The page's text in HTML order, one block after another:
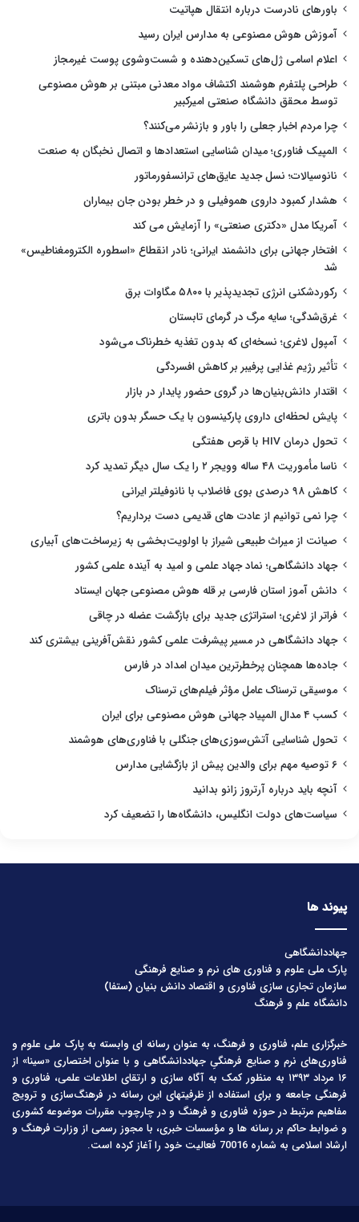
باورهای نادرست درباره انتقال هپاتیت
آموزش هوش مصنوعی به مدارس ایران رسید
اعلام اسامی ژل‌های تسکین‌دهنده و شست‌وشوی پوست غیرمجاز
طراحی پلتفرم هوشمند اکتشاف مواد معدنی مبتنی بر هوش مصنوعی
توسط محقق دانشگاه صنعتی امیرکبیر
چرا مردم اخبار جعلی را باور و بازنشر می‌کنند؟
المپیک فناوری؛ میدان شناسایی استعدادها و اتصال نخبگان به صنعت
نانوسیالات؛ نسل جدید عایق‌های ترانسفورماتور
هشدار کمبود داروی هموفیلی و در خطر بودن جان بیماران
آمریکا مدل «دکتری صنعتی» را آزمایش می کند
افتخار جهانی برای دانشمند ایرانی؛ نادر انقطاع «اسطوره الکترومغناطیس»
شد
رکوردشکنی انرژی تجدیدپذیر با ۵۸۰۰ مگاوات برق
غرق‌شدگی؛ سایه مرگ در گرمای تابستان
آمپول لاغری؛ نسخه‌ای که بدون تغذیه خطرناک می‌شود
تأثیر رژیم غذایی پرفیبر بر کاهش افسردگی
اقتدار دانش‌بنیان‌ها در گروی حضور پایدار در بازار
پایش لحظه‌ای داروی پارکینسون با یک حسگر بدون باتری
تحول درمان HIV با قرص هفتگی
ناسا مأموریت ۴۸ ساله وویجر ۲ را یک سال دیگر تمدید کرد
کاهش ۹۸ درصدی بوی فاضلاب با نانوفیلتر ایرانی
چرا نمی توانیم از عادت های قدیمی دست برداریم؟
صیانت از میراث طبیعی شیراز با اولویت‌بخشی به زیرساخت‌های آبیاری
جهاد دانشگاهی؛ نماد جهاد علمی و امید به آینده علمی کشور
دانش آموز استان فارسی بر قله هوش مصنوعی جهان ایستاد
فراتر از لاغری؛ استراتژی جدید برای بازگشت عضله در چاقی
جهاد دانشگاهی در مسیر پیشرفت علمی کشور نقش‌آفرینی بیشتری کند
جاده‌ها همچنان پرخطرترین میدان امداد در فارس
موسیقی ترسناک عامل مؤثر فیلم‌های ترسناک
کسب ۴ مدال المپیاد جهانی هوش مصنوعی برای ایران
تحول شناسایی آتش‌سوزی‌های جنگلی با فناوری‌های هوشمند
۶ توصیه مهم برای والدین پیش از بازگشایی مدارس
آنچه باید درباره آرتروز زانو بدانید
سیاست‌های دولت انگلیس، دانشگاه‌ها را تضعیف کرد
پیوند ها
جهاددانشگاهی
پارک ملی علوم و فناوری های نرم و صنایع فرهنگی
سازمان تجاری سازی فناوری و اقتصاد دانش بنیان (ستفا)
دانشگاه علم و فرهنگ
خبرگزاری علم، فناوری و فرهنگ، به عنوان رسانه ای وابسته به پارک ملی علوم و
فناوری‌های نرم و صنایع فرهنگیِ جهاددانشگاهی و با عنوان اختصاری «سینا» از
۱۶ مرداد ۱۳۹۳ به منظور کمک به آگاه سازی و ارتقای اطلاعات علمی، فناوری و
فرهنگی جامعه و برای استفاده از ظرفیتهای این رسانه در فرهنگ‌سازی و ترویج
مفاهیم مرتبط در حوزه فناوری و فرهنگ و در چارچوب مقررات موضوعه کشوری
و ضوابط حاکم بر رسانه ها و مؤسسات خبری، با مجوز رسمی از وزارت فرهنگ و
ارشاد اسلامی به شماره 70016 فعالیت خود را آغاز کرده است.